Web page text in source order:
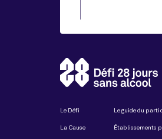
Le Défi
La Cause
Le guide du
Établissements